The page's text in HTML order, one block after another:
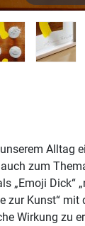
Alltag
zum
„Emoji Dick“
zur Kunst“
Wirkung zu